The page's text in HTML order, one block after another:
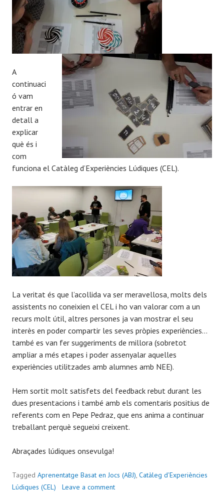
A
continuaci
ó vam
entrar en
detall a
explicar
què és i
com
funciona el Catàleg d’Experiències Lúdiques (CEL).
La veritat és que l’acollida va ser meravellosa, molts dels
assistents no coneixien el CEL i ho van valorar com a un
recurs molt útil, altres persones ja van mostrar el seu
interès en poder compartir les seves pròpies experiències…
també es van fer suggeriments de millora (sobretot
ampliar a més etapes i poder assenyalar aquelles
experiències utilitzades amb alumnes amb NEE).
Hem sortit molt satisfets del feedback rebut durant les
dues presentacions i també amb els comentaris positius de
referents com en Pepe Pedraz, que ens anima a continuar
treballant perquè segueixi creixent.
Abraçades lúdiques onsevulga!
Tagged Aprenentatge Basat en Jocs (ABJ), Catàleg d'Experiències
Lúdiques (CEL)
Leave a comment